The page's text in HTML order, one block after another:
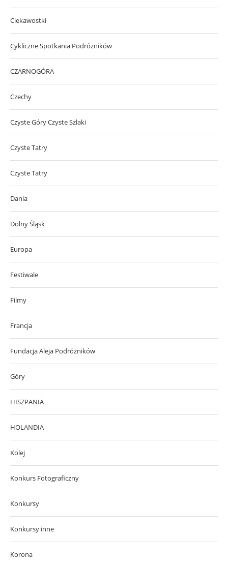
Ciekawostki
Cykliczne Spotkania Podróżników
CZARNOGÓRA
Czechy
Czyste Góry Czyste Szlaki
Czyste Tatry
Czyste Tatry
Dania
Dolny Śląsk
Europa
Festiwale
Filmy
Francja
Fundacja Aleja Podróżników
Góry
HISZPANIA
HOLANDIA
Kolej
Konkurs Fotograficzny
Konkursy
Konkursy inne
Korona